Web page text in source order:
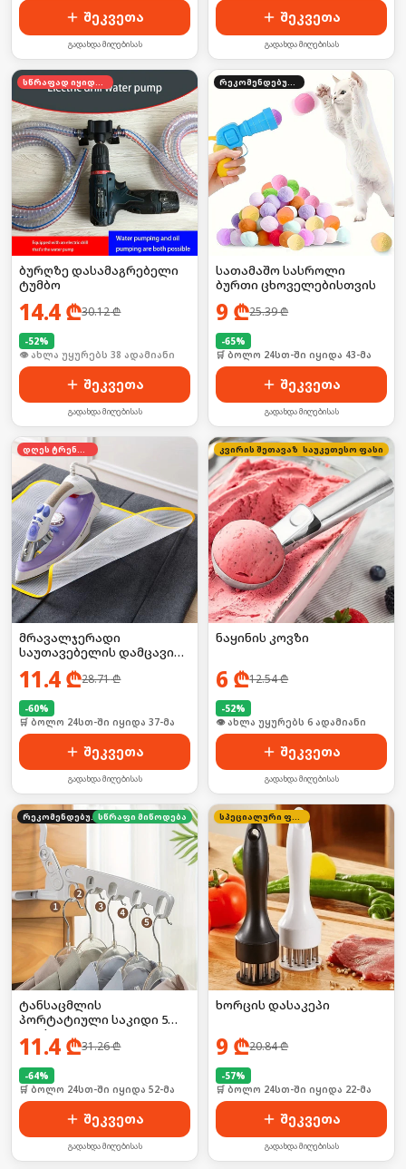
შეკვეთა
გადახდა მიღებისას
შეკვეთა
გადახდა მიღებისას
სწრაფად იყიდება
ბურღზე დასამაგრებელი
ტუმბო
14.4₾30.12₾
-52%
🛒 ბოლო 24სთ-ში იყიდა 50-მა
შეკვეთა
გადახდა მიღებისას
რეკომენდებული
სათამაშო სასროლი
ბურთი ცხოველებისთვის
9 ₾25.39₾
-65%
🛒 ბოლო 24სთ-ში იყიდა 43-მა
შეკვეთა
გადახდა მიღებისას
დღეს ტრენდში
მრავალჯერადი
საუთავებელის დამცავი
11.4₾28.71₾
-60%
🛒 ბოლო 24სთ-ში იყიდა 37-მა
შეკვეთა
გადახდა მიღებისას
კვირის შეთავაზებასაუკეთესო ფასი
ნაყინის კოვზი
6 ₾12.54₾
-52%
🛒 ბოლო 24სთ-ში იყიდა 12-მა
შეკვეთა
გადახდა მიღებისას
რეკომენდებულისწრაფი მიწოდება
ტანსაცმლის
პორტატიული საკიდი 5
კაუჭით
11.4₾31.26₾
-64%
🛒 ბოლო 24სთ-ში იყიდა 52-მა
შეკვეთა
გადახდა მიღებისას
სპეციალური ფასი
ხორცის დასაკეპი
9 ₾20.84₾
-57%
🛒 ბოლო 24სთ-ში იყიდა 22-მა
შეკვეთა
გადახდა მიღებისას